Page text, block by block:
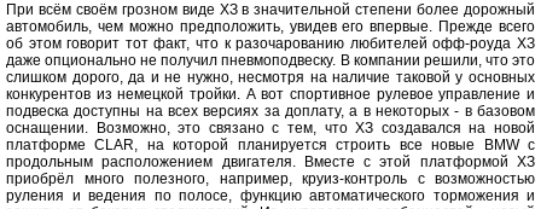
При всём своём грозном виде ХЗ в значительной степени более дорожный
автомобиль, чем можно предположить, увидев его впервые. Прежде всего
об этом говорит тот факт, что к разочарованию любителей офф-роуда ХЗ
даже опционально не получил пневмоподвеску. В компании решили, что это
слишком дорого, да и не нужно, несмотря на наличие таковой у основных
конкурентов из немецкой тройки. А вот спортивное рулевое управление и
подвеска доступны на всех версиях за доплату, а в некоторых - в базовом
оснащении. Возможно, это связано с тем, что ХЗ создавался на новой
платформе CLAR, на которой планируется строить все новые BMW с
продольным расположением двигателя. Вместе с этой платформой ХЗ
приобрёл много полезного, например, круиз-контроль с возможностью
руления и ведения по полосе, функцию автоматического торможения и